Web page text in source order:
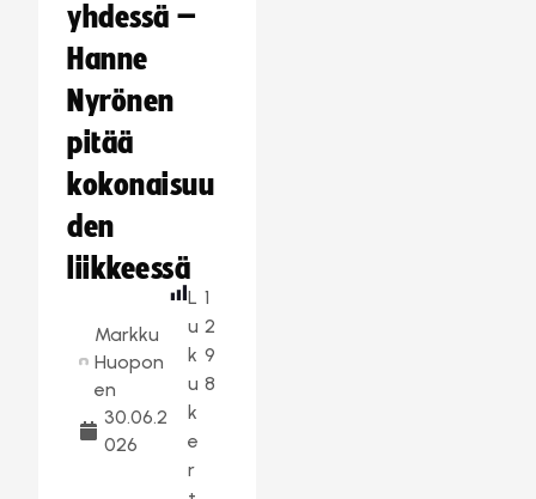
yhdessä –
Hanne
Nyrönen
pitää
kokonaisuu
den
liikkeessä
Markku
Huopon
en
30.06.2
026
L
u
k
u
k
e
r
1
2
9
8